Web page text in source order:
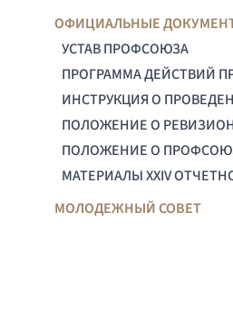
ОФИЦИАЛЬНЫЕ
УСТАВ ПРОФСОЮЗА
ПРОГРАММА ДЕЙСТВИЙ
ИНСТРУКЦИЯ О
ПОЛОЖЕНИЕ О
ПОЛОЖЕНИЕ О
МАТЕРИАЛЫ XXIV
МОЛОДЕЖНЫЙ СОВЕТ